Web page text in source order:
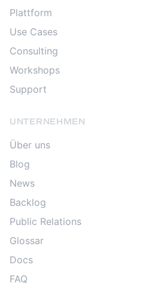
Plattform
Use Cases
Consulting
Workshops
Support
UNTERNEHMEN
Über uns
Blog
News
Backlog
Public Relations
Glossar
Docs
FAQ